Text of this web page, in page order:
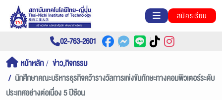
สมัครเรียน
02-763-2601
หน้าหลัก
ข่าว,กิจกรรม
นักศึกษาคณะบริหารธุรกิจคว้ารางวัลการแข่งขันทักษะทางคอมพิวเตอร์ระดับ
ประเทศอย่างต่อเนื่อง 5 ปีซ้อน